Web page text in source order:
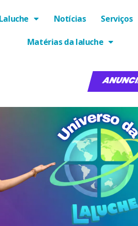
Notícias Serviços
Matérias da laluche